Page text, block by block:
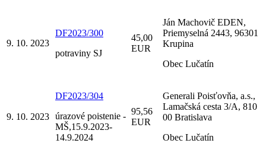
9. 10. 2023
DF2023/300
potraviny SJ
45,00
EUR
Ján Machovič EDEN,
Priemyselná 2443, 96301
Krupina
Obec Lučatín
9. 10. 2023
DF2023/304
úrazové poistenie -
MŠ,15.9.2023-
14.9.2024
95,56
EUR
Generali Poisťovňa, a.s.,
Lamačská cesta 3/A, 810
00 Bratislava
Obec Lučatín